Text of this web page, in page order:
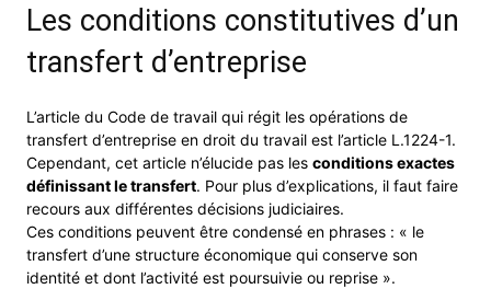
Les conditions constitutives d’un
transfert d’entreprise
L’article du Code de travail qui régit les opérations de
transfert d’entreprise en droit du travail est l’article L.1224-1.
Cependant, cet article n’élucide pas les conditions exactes
définissant le transfert. Pour plus d’explications, il faut faire
recours aux différentes décisions judiciaires.
Ces conditions peuvent être condensé en phrases : « le
transfert d’une structure économique qui conserve son
identité et dont l’activité est poursuivie ou reprise ».